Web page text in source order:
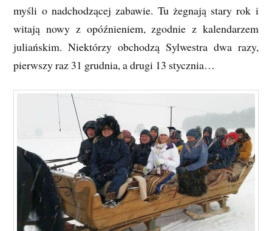
myśli o nadchodzącej zabawie. Tu żegnają stary rok i
witają nowy z opóźnieniem, zgodnie z kalendarzem
juliańskim. Niektórzy obchodzą Sylwestra dwa razy,
pierwszy raz 31 grudnia, a drugi 13 stycznia…